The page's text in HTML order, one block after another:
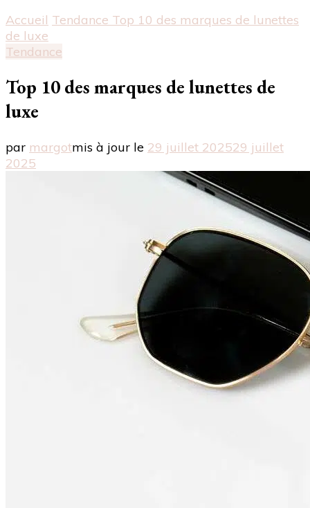
Accueil Tendance Top 10 des marques de lunettes
de luxe
Tendance
Top 10 des marques de lunettes de
luxe
par margotmis à jour le 29 juillet 202529 juillet
2025